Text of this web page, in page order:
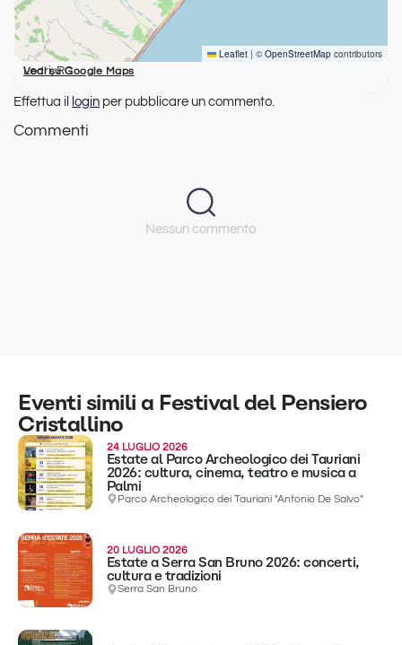
Leaflet | © OpenStreetMap contributors
Locri, RC
Vedi su Google Maps
Effettua il login per pubblicare un commento.
Commenti
Nessun commento
Eventi simili a Festival del Pensiero
Cristallino
24 LUGLIO 2026
Estate al Parco Archeologico dei Tauriani
2026: cultura, cinema, teatro e musica a
Palmi
Parco Archeologico dei Tauriani "Antonio De Salvo"
20 LUGLIO 2026
Estate a Serra San Bruno 2026: concerti,
cultura e tradizioni
Serra San Bruno